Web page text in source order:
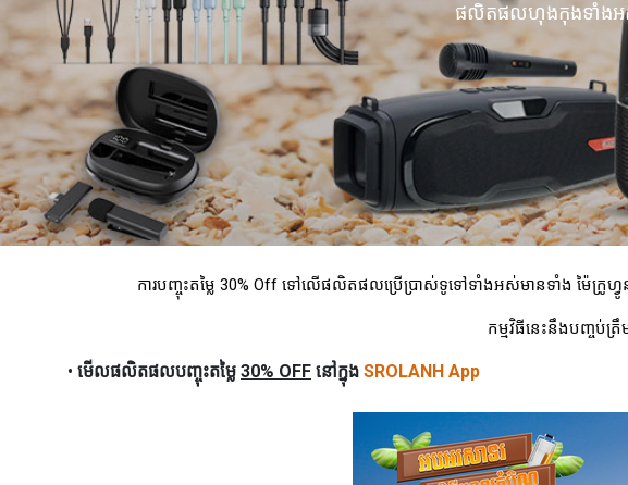
ផលិតផលហុងកុងទាំងអស់
ការបញ្ចុះតម្លៃ 30% Off ទៅលើផលិតផលប្រើប្រាស់ទូទៅទាំងអស់មានទាំង ម៉ៃក្រូ
កម្មវិធីនេះនឹងបញ្ចប់ត្រឹ
• មើលផលិតផលបញ្ចុះតម្លៃ 30% OFF នៅក្នុង SROLANH App